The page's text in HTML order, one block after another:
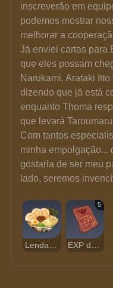
inscreverão em
podemos mostrar
melhorar a
Já enviei cartas para
que eles possam
Narukami, Arataki
dizendo que já está
enquanto Thoma
que levará
Com tantos
minha empolgação...
gostaria de ser meu
lado, seremos
5